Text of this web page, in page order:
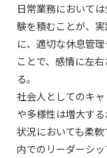
日常業務において
験を積むことが、
に、適切な休息管
ことで、感情に左
る。
社会人としてのキ
や多様性は増大す
状況においても柔
内でのリーダーシ